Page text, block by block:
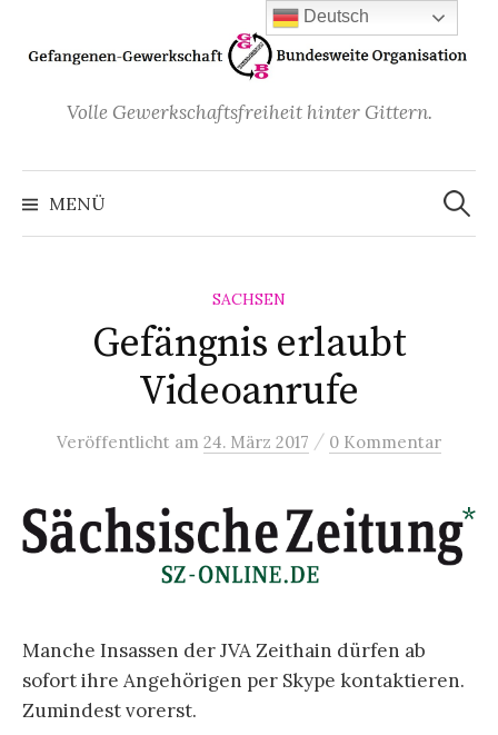
Inhalt
überspringen
Volle Gewerkschaftsfreiheit hinter Gittern.
MENÜ
Suchen
nach:
SACHSEN
Gefängnis erlaubt
Videoanrufe
Veröffentlicht am 24. März 2017 / 0 Kommentar
Manche Insassen der JVA Zeithain dürfen ab
sofort ihre Angehörigen per Skype kontaktieren.
Zumindest vorerst.
Deutsch